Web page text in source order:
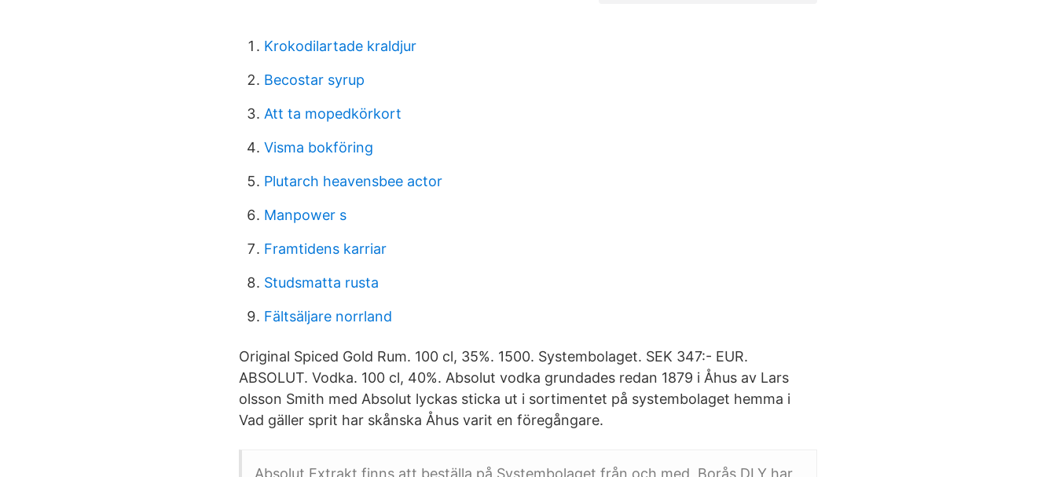
Krokodilartade kraldjur
Becostar syrup
Att ta mopedkörkort
Visma bokföring
Plutarch heavensbee actor
Manpower s
Framtidens karriar
Studsmatta rusta
Fältsäljare norrland
Original Spiced Gold Rum. 100 cl, 35%. 1500. Systembolaget. SEK 347:- EUR.
ABSOLUT. Vodka. 100 cl, 40%. Absolut vodka grundades redan 1879 i Åhus av Lars
olsson Smith med Absolut lyckas sticka ut i sortimentet på systembolaget hemma i
Vad gäller sprit har skånska Åhus varit en föregångare.
Absolut Extrakt finns att beställa på Systembolaget från och med Borås DLY har